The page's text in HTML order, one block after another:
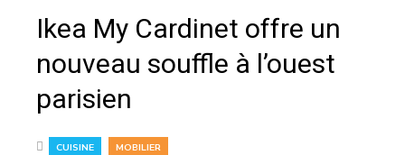
Ikea My Cardinet offre un
nouveau souffle à l’ouest
parisien
CUISINE MOBILIER